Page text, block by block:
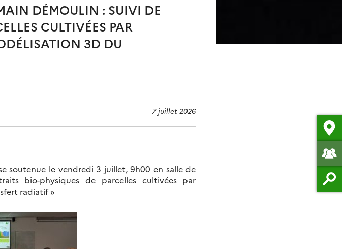
DÉMOULIN : SUIVI DE
CULTIVÉES PAR
3D DU
7 juillet 2026
soutenue le vendredi 3 juillet, 9h00 en salle de
bio-physiques de parcelles cultivées par
radiatif »